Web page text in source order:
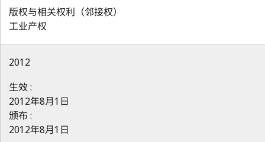
版权与相关权利（邻接权）
工业产权
2012
生效 :
2012年8月1日
颁布 :
2012年8月1日